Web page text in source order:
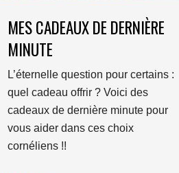
MES CADEAUX DE DERNIÈRE
MINUTE
L’éternelle question pour certains :
quel cadeau offrir ? Voici des
cadeaux de dernière minute pour
vous aider dans ces choix
cornéliens !!